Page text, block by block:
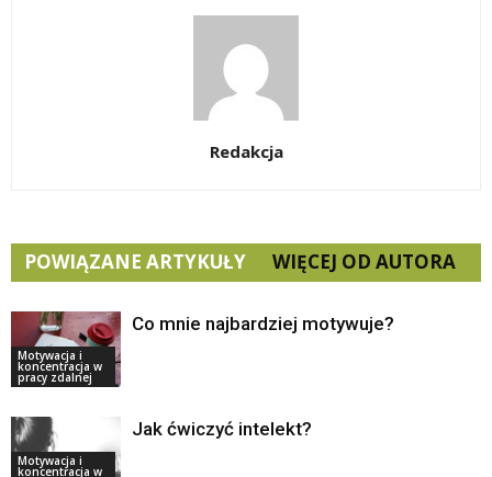
Redakcja
POWIĄZANE ARTYKUŁY WIĘCEJ OD AUTORA
Motywacja i
koncentracja w
pracy zdalnej
Co mnie najbardziej motywuje?
Motywacja i
koncentracja w
Jak ćwiczyć intelekt?